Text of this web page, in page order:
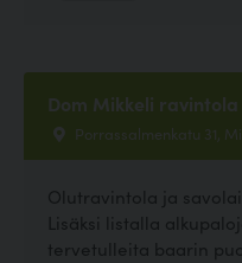
Dom Mikkeli ravintola
Porrassalmenkatu 31,
Olutravintola ja
Lisäksi listalla
tervetulleita baarin